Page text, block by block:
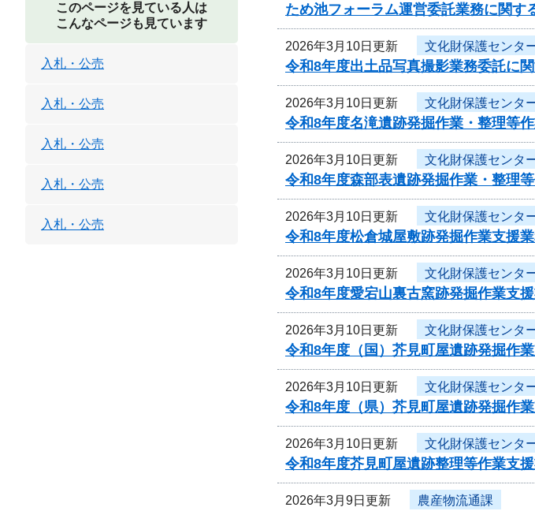
ため池フォーラム運営委託業務に関す
2026年3月10日更新 文化財保護センタ
令和8年度出土品写真撮影業務委託に
2026年3月10日更新 文化財保護センタ
令和8年度名滝遺跡発掘作業・整理等
2026年3月10日更新 文化財保護センタ
令和8年度森部表遺跡発掘作業・整理
2026年3月10日更新 文化財保護センタ
令和8年度松倉城屋敷跡発掘作業支援
2026年3月10日更新 文化財保護センタ
令和8年度愛宕山裏古窯跡発掘作業支
2026年3月10日更新 文化財保護センタ
令和8年度（国）芥見町屋遺跡発掘作
2026年3月10日更新 文化財保護センタ
令和8年度（県）芥見町屋遺跡発掘作
2026年3月10日更新 文化財保護センタ
令和8年度芥見町屋遺跡整理等作業支
2026年3月9日更新 農産物流通課
このページを見ている人は
こんなページも見ています
入札・公売
入札・公売
入札・公売
入札・公売
入札・公売